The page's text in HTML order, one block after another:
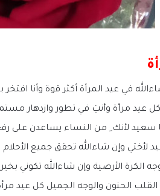
في عيد المرأة أكثر قوة وأنا
كل عيد مرأة وأنتِ في تطور وازدهار
سعيد لأنك ِ من النساء يساعدن على
لأختي وإن شاءالله تحقق جميع الأحلام
الكرة الأرضية وإن شاءالله تكوني
الحنون والوجه الجميل كل عيد